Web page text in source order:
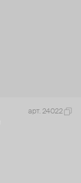
арт. 24022